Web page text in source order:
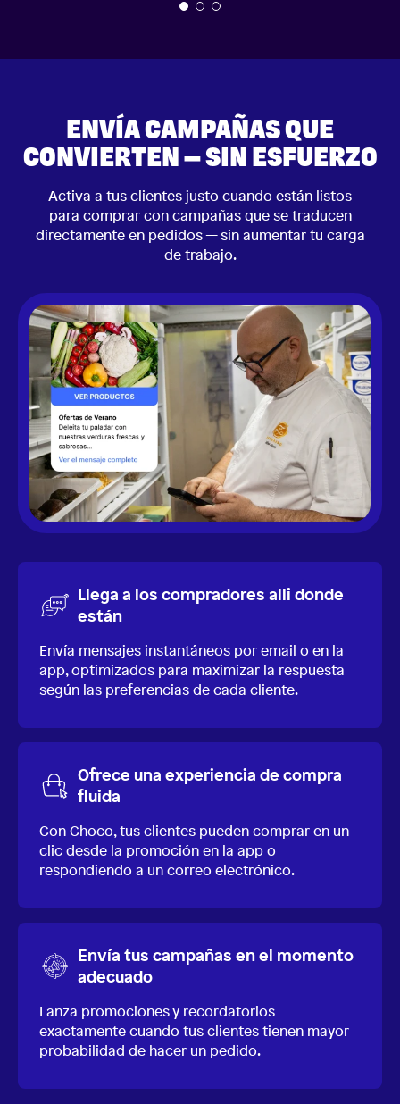
ENVÍA CAMPAÑAS QUE
CONVIERTEN — SIN ESFUERZO
Activa a tus clientes justo cuando están listos
para comprar con campañas que se traducen
directamente en pedidos — sin aumentar tu carga
de trabajo.
Llega a los compradores alli donde
están
Envía mensajes instantáneos por email o en la
app, optimizados para maximizar la respuesta
según las preferencias de cada cliente.
Ofrece una experiencia de compra
fluida
Con Choco, tus clientes pueden comprar en un
clic desde la promoción en la app o
respondiendo a un correo electrónico.
Envía tus campañas en el momento
adecuado
Lanza promociones y recordatorios
exactamente cuando tus clientes tienen mayor
probabilidad de hacer un pedido.